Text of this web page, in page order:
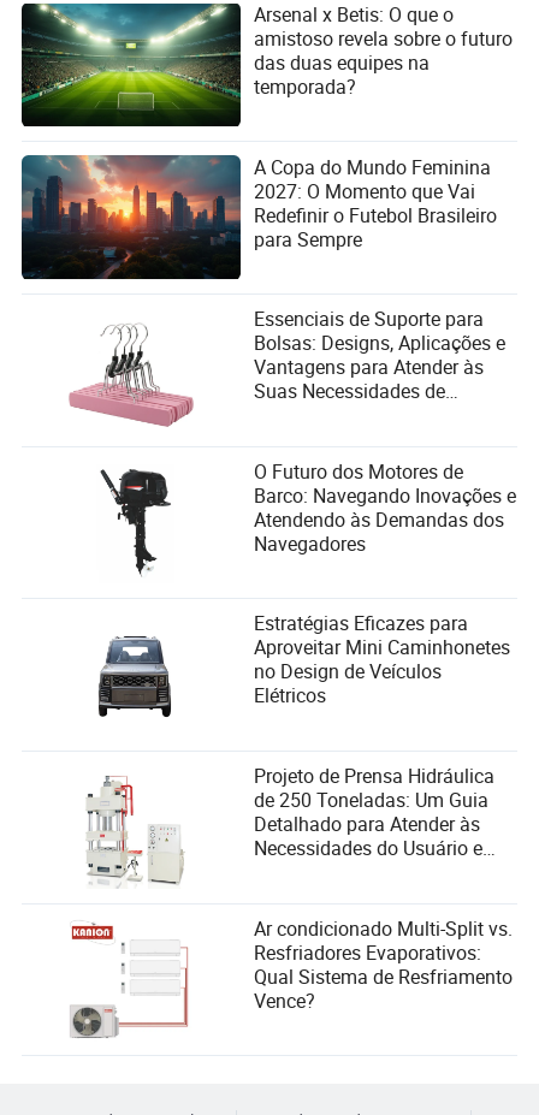
Arsenal x Betis: O que o
amistoso revela sobre o futuro
das duas equipes na
temporada?
A Copa do Mundo Feminina
2027: O Momento que Vai
Redefinir o Futebol Brasileiro
para Sempre
Essenciais de Suporte para
Bolsas: Designs, Aplicações e
Vantagens para Atender às
Suas Necessidades de
O Futuro dos Motores de
Barco: Navegando Inovações e
Atendendo às Demandas dos
Navegadores
Estratégias Eficazes para
Aproveitar Mini Caminhonetes
no Design de Veículos
Elétricos
Projeto de Prensa Hidráulica
de 250 Toneladas: Um Guia
Detalhado para Atender às
Necessidades do Usuário e
Ar condicionado Multi-Split vs.
Resfriadores Evaporativos:
Qual Sistema de Resfriamento
Vence?